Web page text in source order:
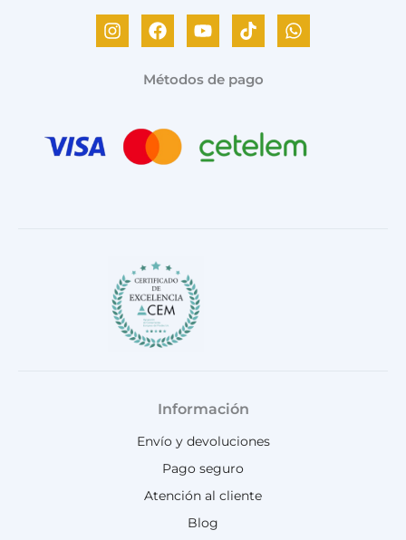
I
n
m
F
a
e
o
k
Y
o
t
T
i
t
W
h
p
Métodos de pago
Información
Envío y devoluciones
Pago seguro
Atención al cliente
Blog